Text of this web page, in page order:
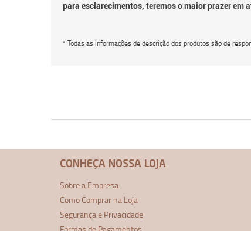
para esclarecimentos, teremos o maior prazer em
* Todas as informações de descrição dos produtos são de
CONHEÇA NOSSA LOJA
Sobre a Empresa
Como Comprar na Loja
Segurança e Privacidade